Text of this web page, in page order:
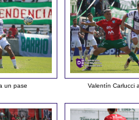
un pase Valentín Carlucci